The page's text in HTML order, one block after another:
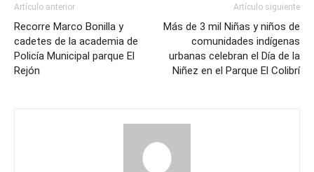
Artículo anterior
Recorre Marco Bonilla y
cadetes de la academia de
Policía Municipal parque El
Rejón
Artículo siguiente
Más de 3 mil Niñas y niños de
comunidades indígenas
urbanas celebran el Día de la
Niñez en el Parque El Colibrí